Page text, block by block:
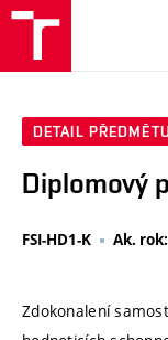
DETAIL
Diplomový
FSI-HD1-K Ak.
Zdokonalení